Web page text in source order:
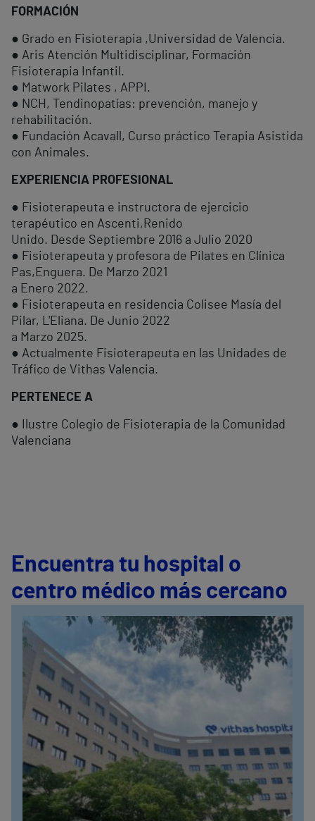
FORMACIÓN
● Grado en Fisioterapia ,Universidad de Valencia.
● Aris Atención Multidisciplinar, Formación
Fisioterapia Infantil.
● Matwork Pilates , APPI.
● NCH, Tendinopatías: prevención, manejo y
rehabilitación.
● Fundación Acavall, Curso práctico Terapia Asistida
con Animales.
EXPERIENCIA PROFESIONAL
● Fisioterapeuta e instructora de ejercicio
terapéutico en Ascenti,Renido
Unido. Desde Septiembre 2016 a Julio 2020
● Fisioterapeuta y profesora de Pilates en Clínica
Pas,Enguera. De Marzo 2021
a Enero 2022.
● Fisioterapeuta en residencia Colisee Masía del
Pilar, L'Eliana. De Junio 2022
a Marzo 2025.
● Actualmente Fisioterapeuta en las Unidades de
Tráfico de Vithas Valencia.
PERTENECE A
● Ilustre Colegio de Fisioterapia de la Comunidad
Valenciana
Encuentra tu hospital o
centro médico más cercano